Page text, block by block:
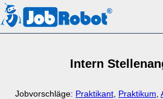
Intern
Jobvorschläge: Praktikant Praktikum